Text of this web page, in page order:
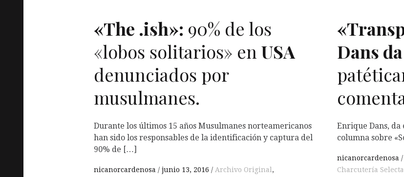
«The .ish»: 90% de los
«lobos solitarios» en USA
denunciados por
musulmanes.
Durante los últimos 15 años Musulmanes norteamericanos
han sido los responsables de la identificación y captura del
90% de […]
nicanorcardenosa junio 13, 2016 Archivo Original ,
Dans
Enrique Dans, da
columna sobre
nicanorcardenosa
Charcutería Selecta